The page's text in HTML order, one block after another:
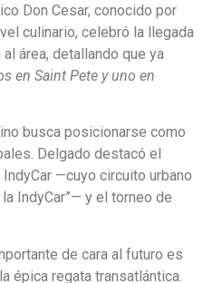
Don Cesar, conocido por
culinario, celebró la llegada
área, detallando que ya
en Saint Pete y uno en
busca posicionarse como
Delgado destacó el
—cuyo circuito urbano
IndyCar”— y el torneo de
de cara al futuro es
épica regata transatlántica.